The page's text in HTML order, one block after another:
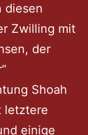
diesen
Zwilling mit
der
Shoah
letztere
einige